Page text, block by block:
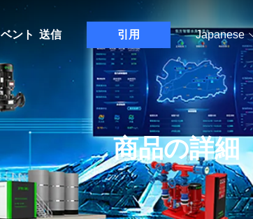
ント 送信 引用 Japanese
商品の詳細